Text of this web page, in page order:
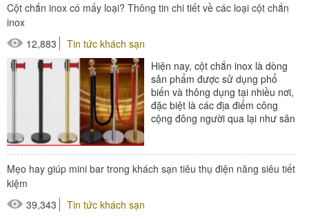
#dao cạo râu
Cột chắn inox có mấy loại? Thông tin chi tiết về các loại cột chắn
inox
12,883
Tin tức khách sạn
Hiện nay, cột chắn inox là dòng
sản phẩm được sử dụng phổ
biến và thông dụng tại nhiều nơi,
đặc biệt là các địa điểm công
cộng đông người qua lại như sân
Mẹo hay giúp mini bar trong khách sạn tiêu thụ điện năng siêu tiết
kiệm
39,343
Tin tức khách sạn